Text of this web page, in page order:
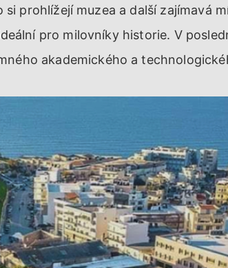
prohlížejí muzea a další zajímavá
pro milovníky historie. V
akademického a